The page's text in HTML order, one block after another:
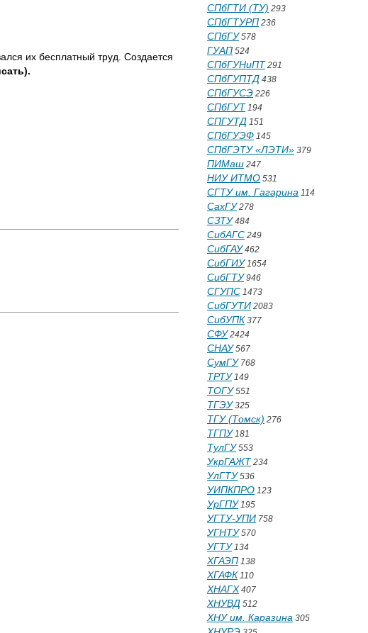
их бесплатный труд. Создается
СПбГТИ (ТУ) 293
СПбГТУРП 236
СПбГУ578
ГУАП 524
СПбГУНиПТ 291
СПбГУПТД 438
СПбГУСЭ 226
СПбГУТ 194
СПГУТД 151
СПбГУЭФ 145
СПбГЭТУ «ЛЭТИ» 379
ПИМаш 247
НИУ ИТМО 531
СГТУ им. Гагарина 114
СахГУ278
СЗТУ484
СибАГС 249
СибГАУ462
СибГИУ1654
СибГТУ946
СГУПС 1473
СибГУТИ 2083
СибУПК 377
СФУ2424
СНАУ567
СумГУ768
ТРТУ149
ТОГУ551
ТГЭУ325
ТГУ (Томск) 276
ТГПУ181
ТулГУ553
УкрГАЖТ 234
УлГТУ536
УИПКПРО 123
УрГПУ195
УГТУ-УПИ 758
УГНТУ570
УГТУ134
ХГАЭП 138
ХГАФК 110
ХНАГХ 407
ХНУВД 512
ХНУ им. Каразина 305